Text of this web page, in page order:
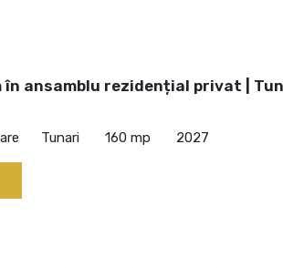
în ansamblu rezidențial privat |
Tunari 160 mp 2027